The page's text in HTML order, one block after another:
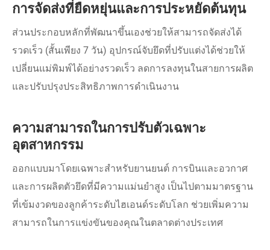
การจัดส่งที่ยืดหยุ่นและการประหยัดต้นทุน
ส่วนประกอบหลักที่พัฒนาขึ้นเองช่วยให้สามารถจัดส่งได้
รวดเร็ว (สั้นเพียง 7 วัน) อุปกรณ์จับยึดที่ปรับแต่งได้ช่วยให้
เปลี่ยนแม่พิมพ์ได้อย่างรวดเร็ว ลดการลงทุนในสายการผลิต
และปรับปรุงประสิทธิภาพการดำเนินงาน
ความสามารถในการปรับตัวเฉพาะ
อุตสาหกรรม
ออกแบบมาโดยเฉพาะสำหรับยานยนต์ การบินและอวกาศ
และการผลิตตัวยึดที่มีความแม่นยำสูง เป็นไปตามมาตรฐาน
ที่เข้มงวดของลูกค้าระดับไฮเอนด์ระดับโลก ช่วยเพิ่มความ
สามารถในการแข่งขันของคุณในตลาดต่างประเทศ